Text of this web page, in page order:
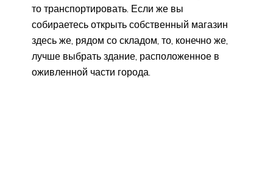
то транспортировать. Если же вы
собираетесь открыть собственный магазин
здесь же, рядом со складом, то, конечно же,
лучше выбрать здание, расположенное в
оживленной части города.